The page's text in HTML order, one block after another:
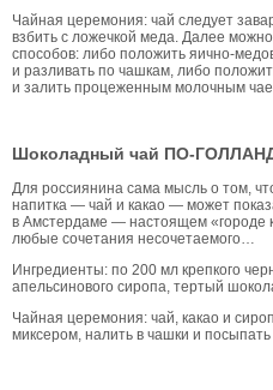
Чайная церемония: чай следует
взбить с ложечкой меда. Далее
способов: либо положить яично-
и разливать по чашкам, либо
и залить процеженным молочным
Шоколадный чай ПО-
Для россиянина сама мысль о том,
напитка — чай и какао — может
в Амстердаме — настоящем «городе
любые сочетания несочетаемого…
Ингредиенты: по 200 мл крепкого
апельсинового сиропа, тертый
Чайная церемония: чай, какао и
миксером, налить в чашки и